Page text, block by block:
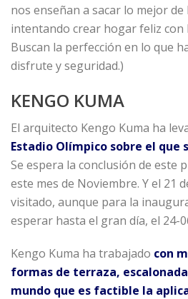
nos enseñan a sacar lo mejor de
intentando crear hogar feliz con
Buscan la perfección en lo que
disfrute y seguridad.)
KENGO KUMA
El arquitecto Kengo Kuma ha
Estadio Olímpico sobre el que
Se espera la conclusión de este
este mes de Noviembre. Y el 21
visitado, aunque para la
esperar hasta el gran día, el 24-
Kengo Kuma ha trabajado con
formas de terraza,
mundo que es factible la